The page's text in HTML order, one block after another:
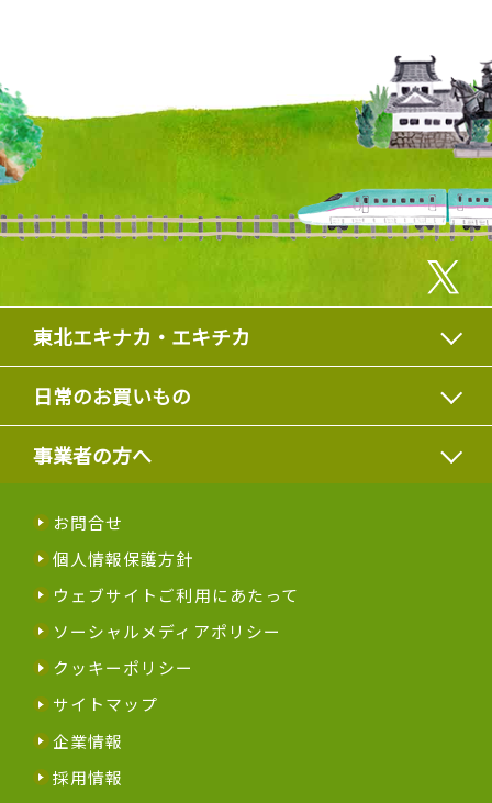
東北エキナカ・エキチカ
日常のお買いもの
事業者の方へ
お問合せ
個人情報保護方針
ウェブサイトご利用にあたって
ソーシャルメディアポリシー
クッキーポリシー
サイトマップ
企業情報
採用情報